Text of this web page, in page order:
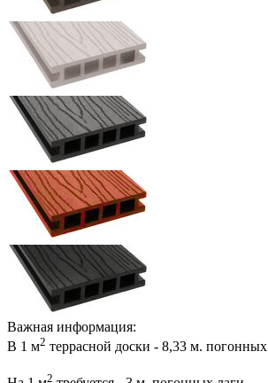
Важная информация:
В 1 м2 террасной доски - 8,33 м. погонных
2